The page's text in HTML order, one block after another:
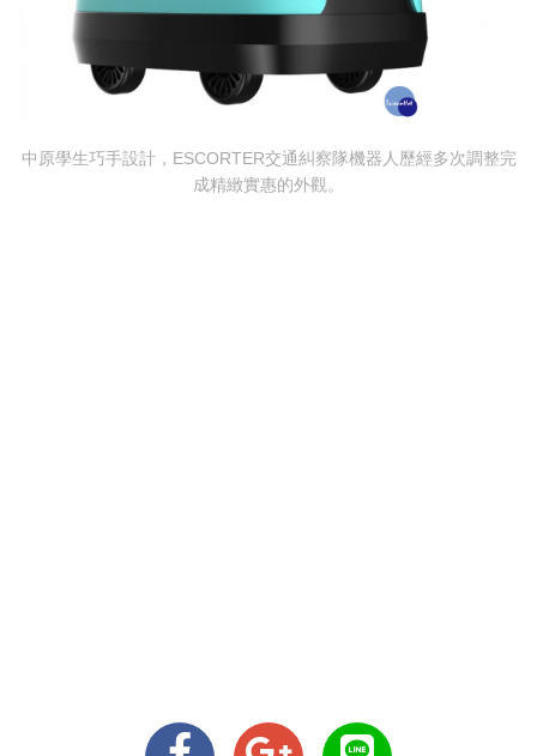
中原學生巧手設計，ESCORTER交通糾察隊機器人歷經多次調整完
成精緻實惠的外觀。